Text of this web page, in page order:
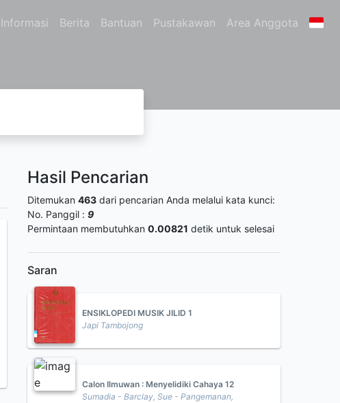
Informasi Berita Bantuan Pustakawan Area Anggota
Hasil Pencarian
Ditemukan 463 dari pencarian Anda melalui kata kunci:
No. Panggil : 9
Permintaan membutuhkan 0.00821 detik untuk selesai
Saran
ENSIKLOPEDI MUSIK JILID 1
Japi Tambojong
Calon Ilmuwan : Menyelidiki Cahaya 12
Sumadia - Barclay, Sue - Pangemanan,